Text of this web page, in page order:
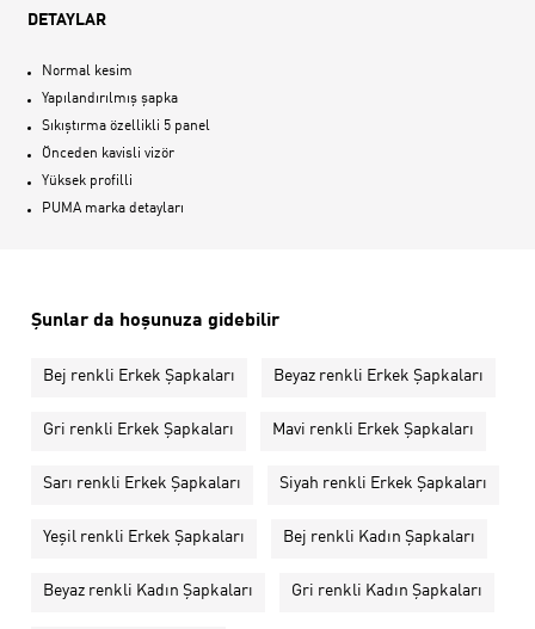
DETAYLAR
Normal kesim
Yapılandırılmış şapka
Sıkıştırma özellikli 5 panel
Önceden kavisli vizör
Yüksek profilli
PUMA marka detayları
Şunlar da hoşunuza gidebilir
Bej renkli Erkek Şapkaları Beyaz renkli Erkek Şapkaları
Gri renkli Erkek Şapkaları Mavi renkli Erkek Şapkaları
Sarı renkli Erkek Şapkaları Siyah renkli Erkek Şapkaları
Yeşil renkli Erkek Şapkaları Bej renkli Kadın Şapkaları
Beyaz renkli Kadın Şapkaları Gri renkli Kadın Şapkaları